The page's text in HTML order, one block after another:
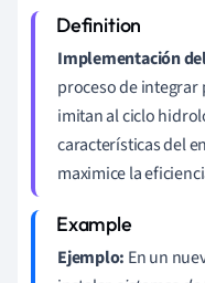
Implementación
proceso de integrar
imitan al ciclo
características del
maximice la
Ejemplo: En un